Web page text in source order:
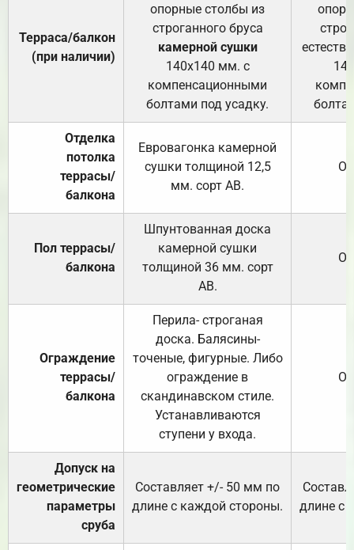
Терраса/балкон
(при наличии)
опорные столбы из
строганного бруса
камерной сушки
140х140 мм. с
компенсационными
болтами под усадку.
Отделка
потолка
террасы/
балкона
Евровагонка камерной
сушки толщиной 12,5
мм. сорт АВ.
Пол террасы/
балкона
Шпунтованная доска
камерной сушки
толщиной 36 мм. сорт
АВ.
Ограждение
террасы/
балкона
Перила- строганая
доска. Балясины-
точеные, фигурные. Либо
ограждение в
скандинавском стиле.
Устанавливаются
ступени у входа.
Допуск на
геометрические
параметры
сруба
Составляет +/- 50 мм по
длине с каждой стороны.
длине с